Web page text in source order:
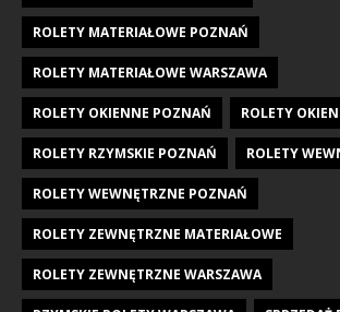
ROLETY MATERIAŁOWE POZNAŃ
ROLETY MATERIAŁOWE WARSZAWA
ROLETY OKIENNE POZNAŃ ROLETY
ROLETY RZYMSKIE POZNAŃ ROLETY
ROLETY WEWNĘTRZNE POZNAŃ
ROLETY ZEWNĘTRZNE MATERIAŁOWE
ROLETY ZEWNĘTRZNE WARSZAWA